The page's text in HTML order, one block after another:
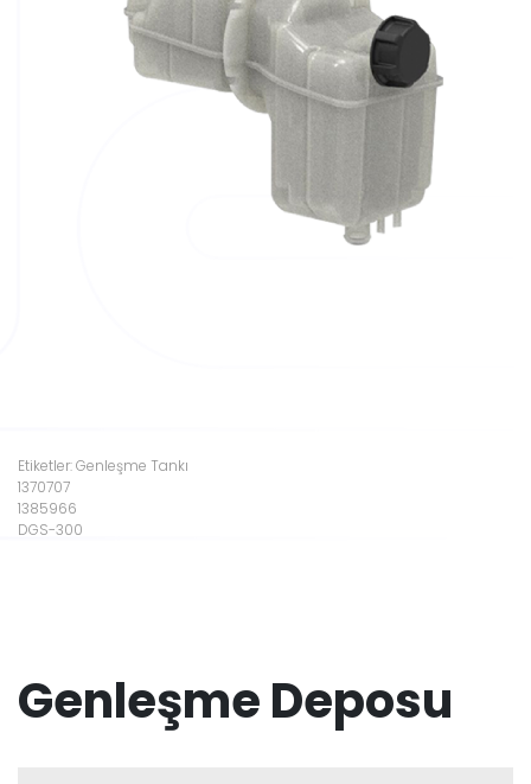
Etiketler: Genleşme Tankı
1370707
1385966
DGS-300
Genleşme Deposu